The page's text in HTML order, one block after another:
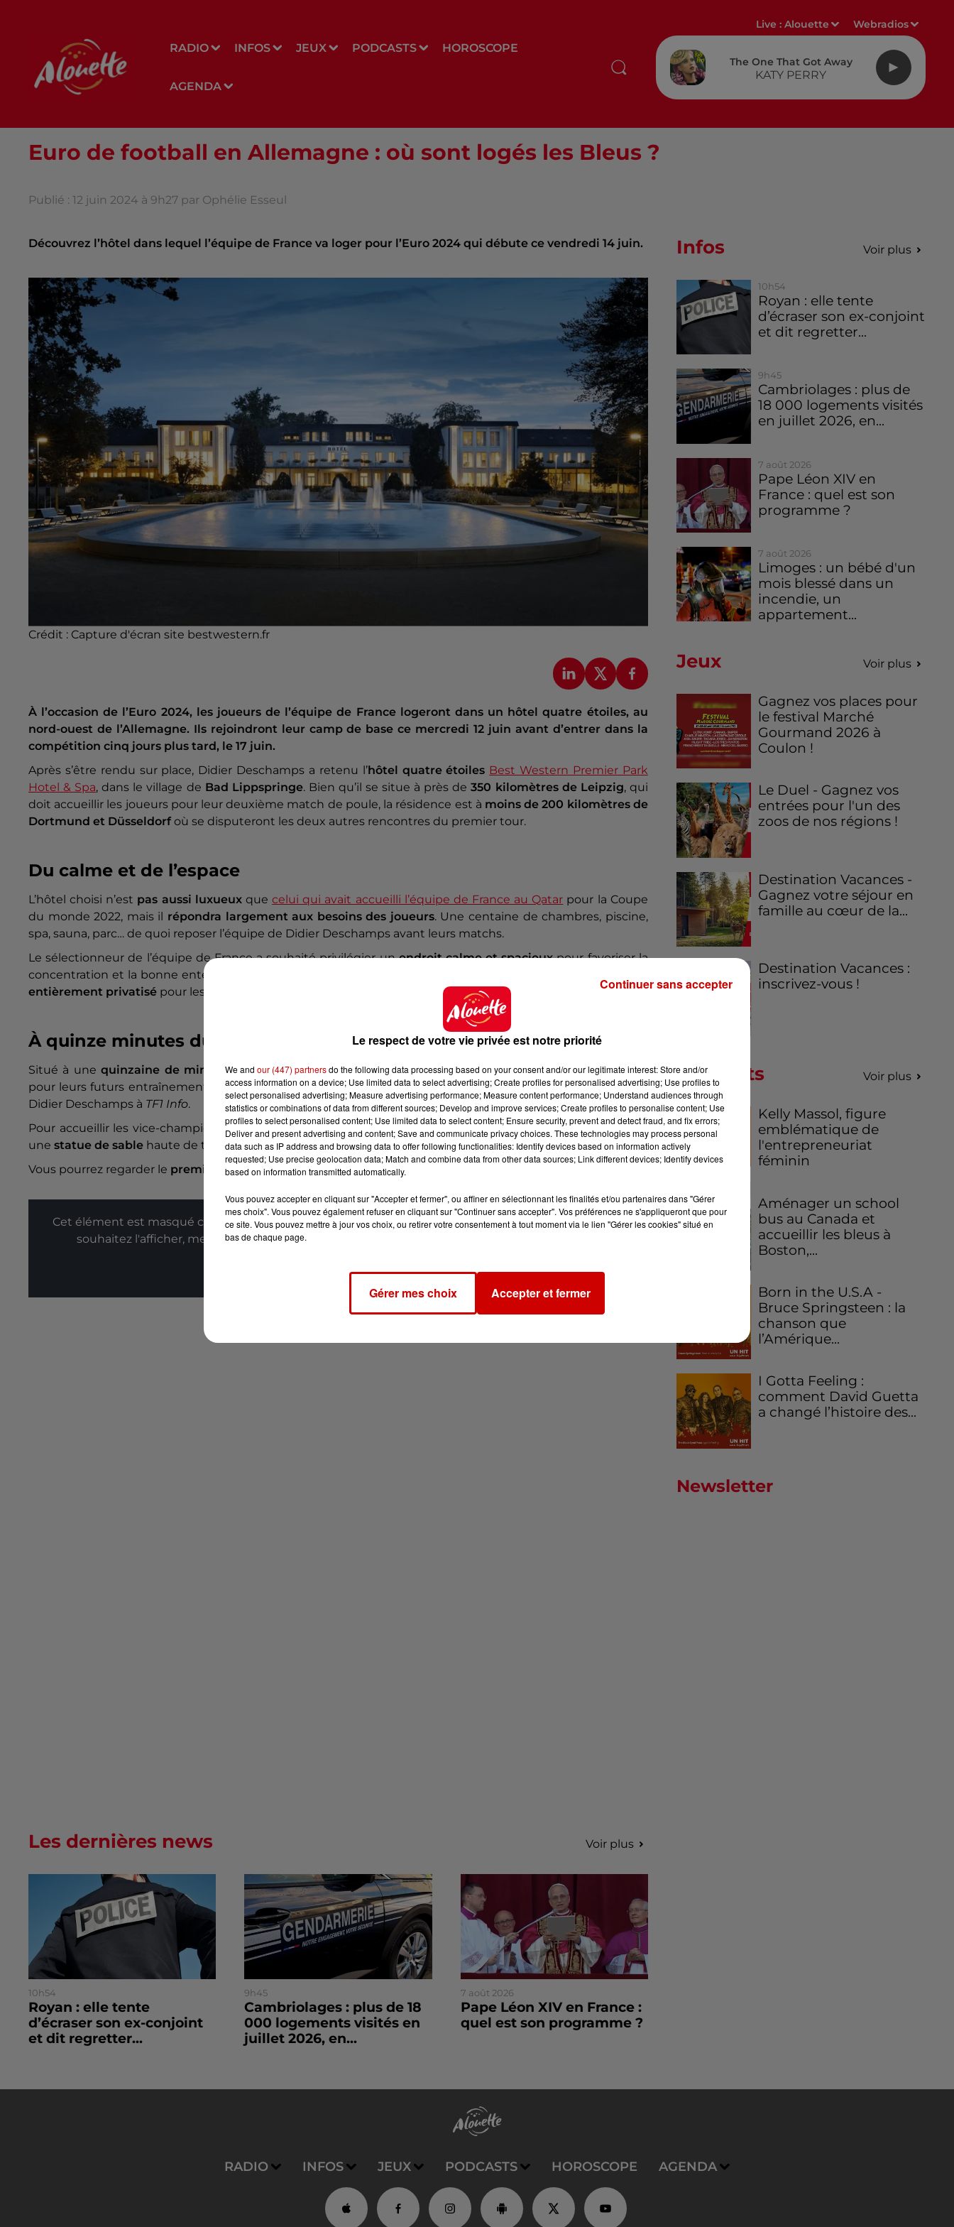
RADIO INFOS JEUX PODCASTS HOROSCOPE
AGENDA
Live :Alouette Webradios
The One That Got Away
KATY PERRY
Euro de football en Allemagne : où sont logés les Bleus ?
Publié : 12 juin 2024 à 9h27 par Ophélie Esseul
Découvrez l’hôtel dans lequel l’équipe de France va loger pour l’Euro 2024 qui débute ce vendredi 14 juin.
Crédit : Capture d'écran site bestwestern.fr
À l’occasion de l’Euro 2024, les joueurs de l’équipe de France logeront dans un hôtel quatre étoiles, au
nord-ouest de l’Allemagne. Ils rejoindront leur camp de base ce mercredi 12 juin avant d’entrer dans la
compétition cinq jours plus tard, le 17 juin.
Après s’être rendu sur place, Didier Deschamps a retenu l’hôtel quatre étoiles Best Western Premier Park
Hotel & Spa, dans le village de Bad Lippspringe. Bien qu’il se situe à près de350 kilomètres de Leipzig, qui
doit accueillir les joueurs pour leur deuxième match de poule, la résidence est à moins de 200 kilomètres de
Dortmund et Düsseldorfoù se disputeront les deux autres rencontres du premier tour.
Du calme et de l’espace
L’hôtel choisi n’est pas aussi luxueuxquecelui qui avait accueilli l’équipe de France au Qatar pour la Coupe
du monde 2022, mais il répondra largement aux besoins des joueurs. Une centaine de chambres, piscine,
spa, sauna, parc… de quoi reposer l’équipe de Didier Deschamps avant leurs matchs.
Le sélectionneur de l’équipe de France a souhaité privilégier unendroit calme et spacieuxpour favoriser la
concentration et la bonne entente des joueurs. D’autant plus que le complexe, de
entièrement privatisé pour les Bleus durant l’ensemble du tournoi.
À quinze minutes du terrain d’échauffement
Situé à unequinzaine de minutes de la résidence, laHome Deluxe Arenaaccueillera l’équipe de France
pour leurs futurs entraînements. "
Un petit quart d’heure" qui représente un véritable "avantage", se confie
Didier Deschamps à TF1 Info.
Pour accueillir les vice-champions du monde de foot, et plus particulièrement le capitaineKylian Mbappé,
une statue de sable haute de trois mètresà son effigiesera érigée devant l’hôtel !
Vous pourrez regarder le premier match des Bleus, contre l’Autriche
Cet élément est masqué compte-tenu du refus du dépôt de cookies que vous avez exprimé. Si vous
souhaitez l'afficher, merci de nous donner votre accord en cliquant sur le bouton ci-dessous.
Afficher l'élément
Infos Voir plus
10h54
Royan : elle tente
d’écraser son ex-conjoint
et dit regretter...
9h45
Cambriolages : plus de
18 000 logements visités
en juillet 2026, en...
7 août 2026
Pape Léon XIV en
France : quel est son
programme ?
7 août 2026
Limoges : un bébé d'un
mois blessé dans un
incendie, un
appartement...
Jeux Voir plus
Gagnez vos places pour
le festival Marché
Gourmand 2026 à
Coulon !
Le Duel - Gagnez vos
entrées pour l'un des
zoos de nos régions !
Destination Vacances -
Gagnez votre séjour en
famille au cœur de la...
Destination Vacances :
inscrivez-vous !
Podcasts Voir plus
Kelly Massol, figure
emblématique de
l'entrepreneuriat
féminin
Aménager un school
bus au Canada et
accueillir les bleus à
Boston,...
Born in the U.S.A -
Bruce Springsteen : la
chanson que
l’Amérique...
I Gotta Feeling :
comment David Guetta
a changé l’histoire des...
Newsletter
Les dernières news Voir plus
10h54
Royan : elle tente
d’écraser son ex-conjoint
et dit regretter...
9h45
Cambriolages : plus de 18
000 logements visités en
juillet 2026, en...
7 août 2026
Pape Léon XIV en France :
quel est son programme ?
RADIO INFOS JEUX PODCASTS HOROSCOPE AGENDA
Le respect de votre vie privée est notre priorité
We and our (447) partnersdo the following data processing based on your consent and/or our legitimate interest: Store and/or
access information on a device; Use limited data to select advertising; Create profiles for personalised advertising; Use profiles to
select personalised advertising; Measure advertising performance; Measure content performance; Understand audiences through
statistics or combinations of data from different sources; Develop and improve services; Create profiles to personalise content; Use
profiles to select personalised content; Use limited data to select content; Ensure security, prevent and detect fraud, and fix errors;
Deliver and present advertising and content; Save and communicate privacy choices. These technologies may process personal
data such as IP address and browsing data to offer following functionalities: Identify devices based on information actively
requested; Use precise geolocation data; Match and combine data from other data sources; Link different devices; Identify devices
based on information transmitted automatically.
Vous pouvez accepter en cliquant sur "Accepter et fermer", ou affiner en sélectionnant les finalités et/ou partenaires dans "Gérer
mes choix". Vous pouvez également refuser en cliquant sur "Continuer sans accepter". Vos préférences ne s'appliqueront que pour
ce site. Vous pouvez mettre à jour vos choix, ou retirer votre consentement à tout moment via le lien "Gérer les cookies" situé en
bas de chaque page.
Gérer mes choix Accepter et fermer
Continuer sans accepter